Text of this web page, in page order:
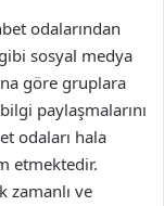
odalarından
sosyal medya
göre gruplara
paylaşmalarını
odaları hala
etmektedir.
zamanlı ve